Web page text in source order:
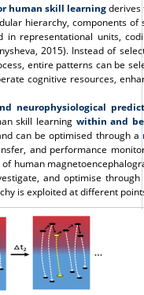
human skill learningderives
hierarchy, components
representational units,
2015). Instead of
entire patterns can be
cognitive resources,
neurophysiological
skill learning within and
can be optimised through a
and performance
of human
and optimise
is exploited at different